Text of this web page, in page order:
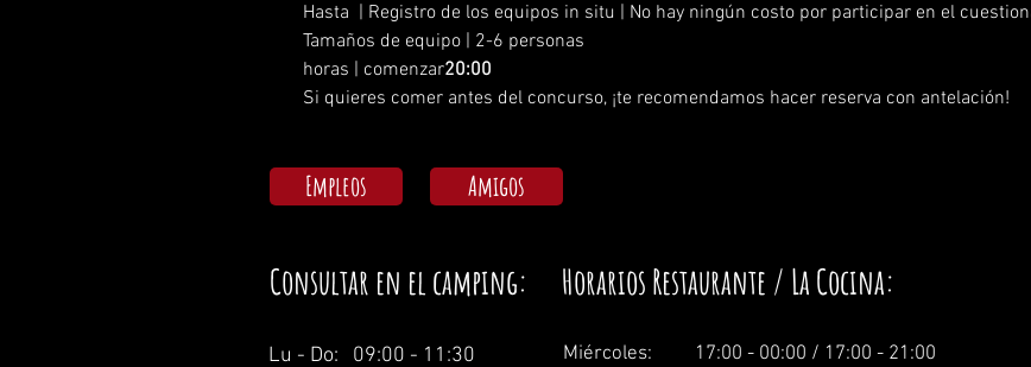
Hasta | Registro de los equipos in situ | No hay ningún costo por participar en el
Tamaños de equipo | 2-6 personas
horas | comenzar20:00
Si quieres comer antes del concurso, ¡te recomendamos hacer reserva con antelación!
Empleos Amigos
Consultar en el camping: Horarios Restaurante / La Cocina:
Lu - Do: 09:00 - 11:30 Miércoles: 1 7:00 - 00:00 / 17:00 - 21:00